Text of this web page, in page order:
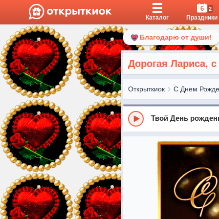
Каталог
6 2
Праздники
Благодарю от души!
Дорогая Лариса,
Открыткиок С Днем
Твой День